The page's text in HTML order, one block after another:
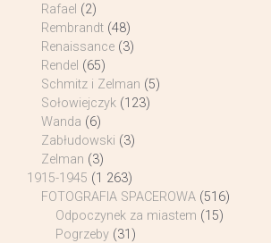
Rafael (2)
Rembrandt (48)
Renaissance (3)
Rendel (65)
Schmitz i Zelman (5)
Sołowiejczyk (123)
Wanda (6)
Zabłudowski (3)
Zelman (3)
1915-1945 (1 263)
FOTOGRAFIA SPACEROWA (516)
Odpoczynek za miastem (15)
Pogrzeby (31)